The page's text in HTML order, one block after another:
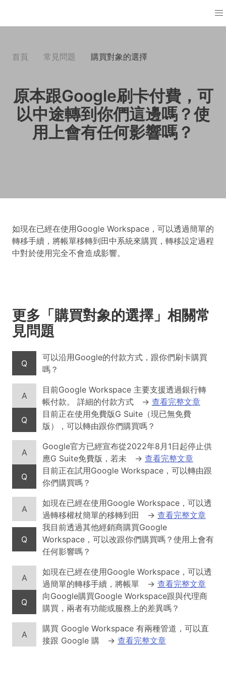
首頁 常見問題 購買對象的選擇
原本跟Google刷卡付費，可
以中途轉到你們這邊嗎？使
用上會有任何影響嗎？
如現在已經在使用Google Workspace，可以透過簡單的
轉移手續，將帳單移轉到田中系統來購買，轉移設定過程
中對於使用完全不會造成影響。
更多「購買對象的選擇」相關常
見問題
Q
可以沿用Google的付款方式，跟你們刷卡購買
嗎？
A
目前Google Workspace 主要支援透過銀行轉
帳付款。 詳細的付款方式
→ 查看完整文章
Q
目前正在使用免費版G Suite（現已無免費
版），可以轉由跟你們購買嗎？
A
Google官方已經宣布從2022年8月1日起停止供
應G Suite免費版，若未
→ 查看完整文章
Q
目前正在試用Google Workspace，可以轉由跟
你們購買嗎？
A
如現在已經在使用Google Workspace，可以透
過轉移權杖簡單的移轉到田
→ 查看完整文章
Q
我目前透過其他經銷商購買Google
Workspace，可以改跟你們購買嗎？使用上會有
任何影響嗎？
A
如現在已經在使用Google Workspace，可以透
過簡單的轉移手續，將帳單
→ 查看完整文章
Q
向Google購買Google Workspace跟與代理商
購買，兩者有功能或服務上的差異嗎？
A
購買 Google Workspace 有兩種管道，可以直
接跟 Google 購
→ 查看完整文章